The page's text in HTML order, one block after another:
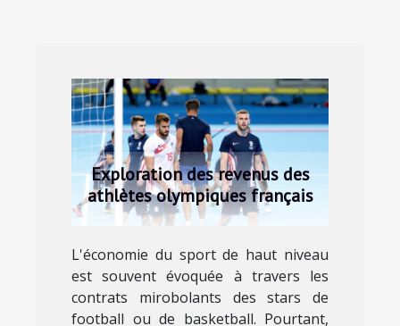
Exploration des revenus des
athlètes olympiques français
L'économie du sport de haut niveau
est souvent évoquée à travers les
contrats mirobolants des stars de
football ou de basketball. Pourtant,